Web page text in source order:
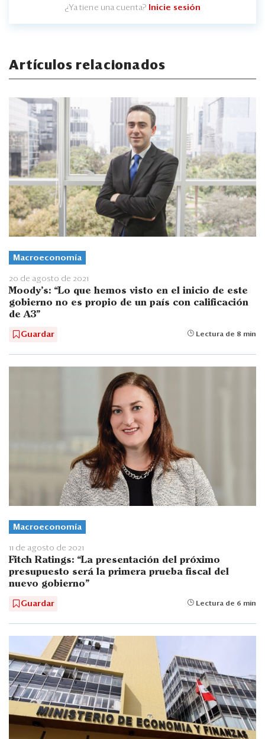
¿Ya tiene una cuenta? Inicie sesión
Artículos relacionados
Macroeconomía
20 de agosto de 2021
Moody’s: “Lo que hemos visto en el inicio de este
gobierno no es propio de un país con calificación
de A3”
Guardar Lectura de 8 min
Macroeconomía
11 de agosto de 2021
Fitch Ratings: “La presentación del próximo
presupuesto será la primera prueba fiscal del
nuevo gobierno”
Guardar Lectura de 6 min